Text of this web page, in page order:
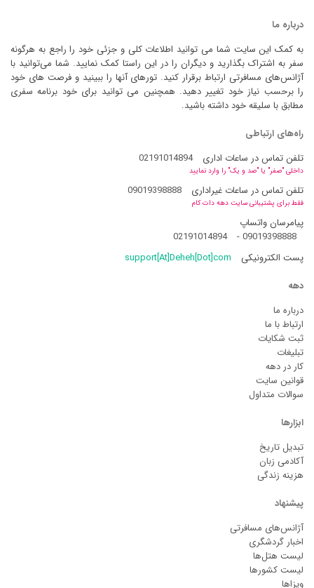
درباره ما
به کمک این سایت شما می توانید اطلاعات کلی و جزئی خود را راجع به هرگونه
سفر به اشتراک بگذارید و دیگران را در این راستا کمک نمایید. شما می‌توانید با
آژانس‌های مسافرتی ارتباط برقرار کنید. تورهای آنها را ببینید و فرصت های خود
را برحسب نیاز خود تغییر دهید. همچنین می توانید برای خود برنامه سفری
مطابق با سلیقه خود داشته باشید.
راه‌های ارتباطی
تلفن تماس در ساعات اداری
02191014894
داخلی "صفر" یا "صد و یک" را وارد نمایید
تلفن تماس در ساعات غیراداری 09019398888
فقط برای پشتیبانی سایت دهه دات کام
پیامرسان واتساپ
09019398888
-
02191014894
پست الکترونیکی
support[At]Deheh[Dot]com
دهه
درباره ما
ارتباط با ما
ثبت شکایات
تبلیغات
کار در دهه
قوانین سایت
سوالات متداول
ابزارها
تبدیل تاریخ
آکادمی زبان
هزینه زندگی
پیشنهاد
آژانس‌های مسافرتی
اخبار گردشگری
لیست هتل‌ها
لیست کشورها
ویزاها